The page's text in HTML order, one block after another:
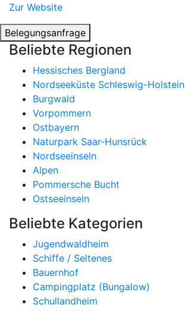
Zur Website
Belegungsanfrage
Beliebte Regionen
Hessisches Bergland
Nordseeküste Schleswig-Holstein
Burgwald
Vorpommern
Ostbayern
Naturpark Saar-Hunsrück
Nordseeinseln
Alpen
Pommersche Bucht
Ostseeinseln
Beliebte Kategorien
Jugendwaldheim
Schiffe / Seltenes
Bauernhof
Campingplatz (Bungalow)
Schullandheim